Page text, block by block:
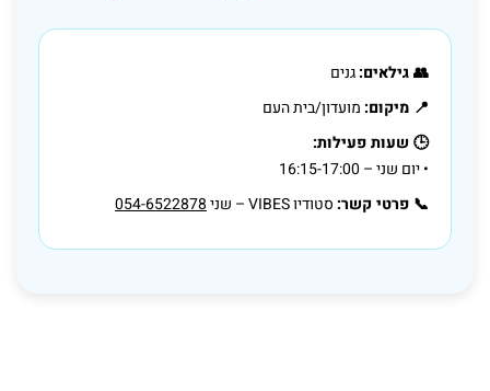
👥 גילאים:גנים
📍 מיקום: מועדון/בית העם
🕒 שעות פעילות:
• יום שני – 16:15-17:00
📞 פרטי קשר: סטודיו VIBES – שני 054-6522878